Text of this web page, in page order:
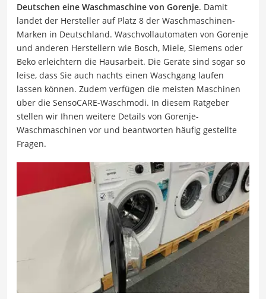
Deutschen eine Waschmaschine von Gorenje. Damit
landet der Hersteller auf Platz 8 der Waschmaschinen-
Marken in Deutschland. Waschvollautomaten von Gorenje
und anderen Herstellern wie Bosch, Miele, Siemens oder
Beko erleichtern die Hausarbeit. Die Geräte sind sogar so
leise, dass Sie auch nachts einen Waschgang laufen
lassen können. Zudem verfügen die meisten Maschinen
über die SensoCARE-Waschmodi. In diesem Ratgeber
stellen wir Ihnen weitere Details von Gorenje-
Waschmaschinen vor und beantworten häufig gestellte
Fragen.